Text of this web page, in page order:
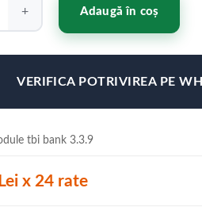
Adaugă în coș
VERIFICA POTRIVIREA PE
x 24 rate